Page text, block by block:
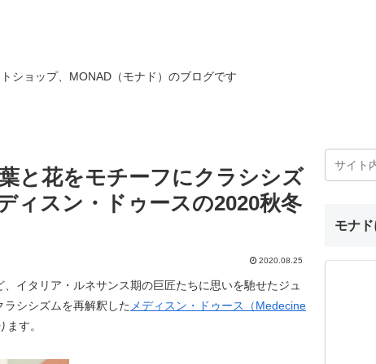
ショップ、MONAD（モナド）のブログです
と花をモチーフにクラシシズ
ィスン・ドゥースの2020秋冬
2020.08.25
イタリア・ルネサンス期の巨匠たちに思いを馳せたジュ
シシズムを再解釈した メディスン・ドゥース（Medecine
す。
モナ